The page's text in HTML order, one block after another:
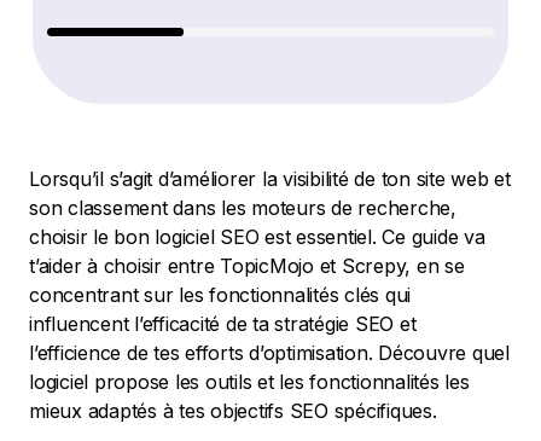
Lorsqu’il s’agit d’améliorer la visibilité de ton site web et
son classement dans les moteurs de recherche,
choisir le bon logiciel SEO est essentiel. Ce guide va
t’aider à choisir entre TopicMojo et Screpy, en se
concentrant sur les fonctionnalités clés qui
influencent l’efficacité de ta stratégie SEO et
l’efficience de tes efforts d’optimisation. Découvre quel
logiciel propose les outils et les fonctionnalités les
mieux adaptés à tes objectifs SEO spécifiques.